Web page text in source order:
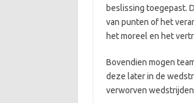
beslissing toegepast.
van punten of het
het moreel en het
Bovendien mogen
deze later in de
verworven